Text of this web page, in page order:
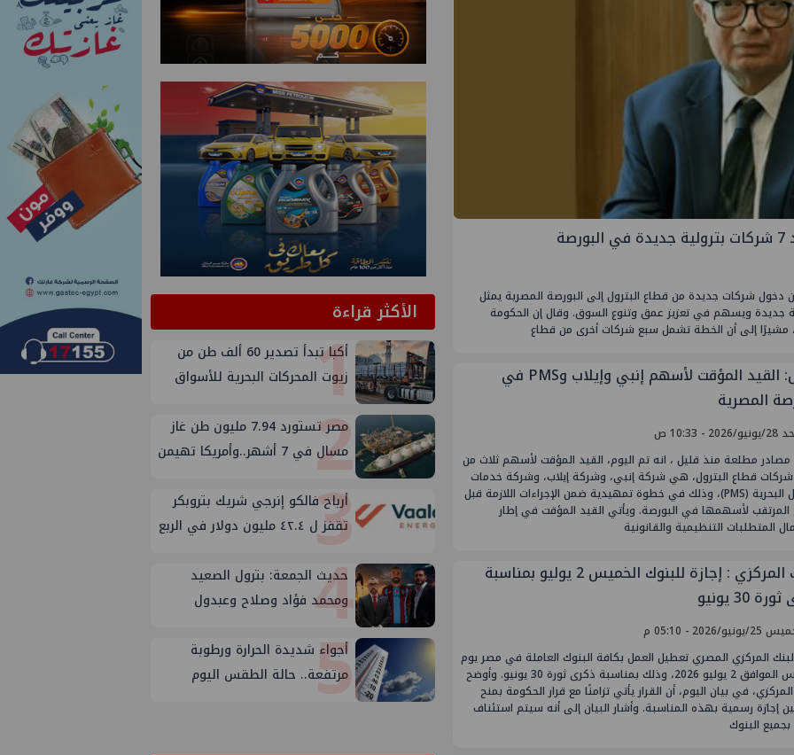
دخول شركات جديدة من قطاع البترول إلى البورصة المصرية يمثل
جديدة ويسهم في تعزيز عمق وتنوع السوق. وقال إن الحكومة
مشيرًا إلى أن الخطة تشمل سبع شركات أخرى من قطاع
عاجل: القيد المؤقت لأسهم إنبي وإيلاب وPMS في
المصرية
- 10:33 ص
مصادر مطلعة منذ قليل ، انه تم اليوم، القيد المؤقت لأسهم ثلاث من
قطاع البترول، هي شركة إنبي، وشركة إيلاب، وشركة خدمات
البترول البحرية (PMS)، وذلك في خطوة تمهيدية ضمن الإجراءات اللازمة قبل
المرتقب لأسهمها في البورصة. ويأتي القيد المؤقت في إطار
المتطلبات التنظيمية والقانونية
البنك المركزي : إجازة للبنوك الخميس 2 يوليو بمناسبة
30 يونيو
2026 - 05:10 م
المركزي المصري تعطيل العمل بكافة البنوك العاملة في مصر يوم
الخميس الموافق 2 يوليو 2026، وذلك بمناسبة ذكرى ثورة 30 يونيو. وأوضح
في بيان اليوم، أن القرار يأتي تزامنًا مع قرار الحكومة بمنح
إجازة رسمية بهذه المناسبة. وأشار البيان إلى أنه سيتم استئناف
البنوك
الأكثر قراءة
1
أكبا تبدأ تصدير 60 ألف طن من
زيوت المحركات البحرية للأسواق
2
مصر تستورد 7.94 مليون طن غاز
مسال في 7 أشهر..وأمريكا تهيمن
3
أرباح فالكو إنرجي شريك بتروبكر
تقفز ل ٤٢.٤ مليون دولار في الربع
4
حديث الجمعة: بترول الصعيد
ومحمد فؤاد وصلاح وعبدول
5
أجواء شديدة الحرارة ورطوبة
مرتفعة.. حالة الطقس اليوم